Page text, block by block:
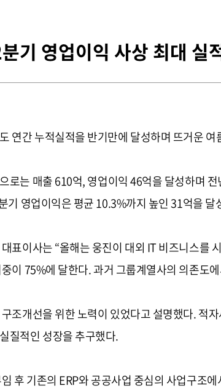
기 영업이익 사상 최대
연간 누적실적을 반기만에 달성하며 뜨거운 여
로는 매출 610억, 영업이익 46억을 달성하며
기 영업이익은 평균 10.3%까지 높인 31억을
표이사는 “올해는 웅진이 대외 IT 비즈니스를
이 75%에 달한다. 과거 그룹계열사의 의존도
조개선을 위한 노력이 있었다고 설명했다. 적
질적인 성장을 추구했다.
후 기존의 ERP와 공공사업 중심의 사업구조